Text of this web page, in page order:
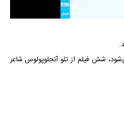
برگزار می‌شود، شش فیلم‌ از تئو آنجلوپولوس شاعر